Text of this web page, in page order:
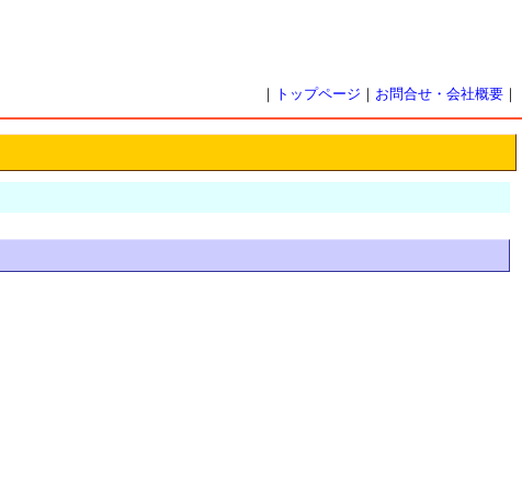
｜ トップページ ｜ お問合せ・会社概要 ｜